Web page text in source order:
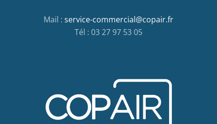
Mail : service-commercial@copair.fr
Tél : 03 27 97 53 05